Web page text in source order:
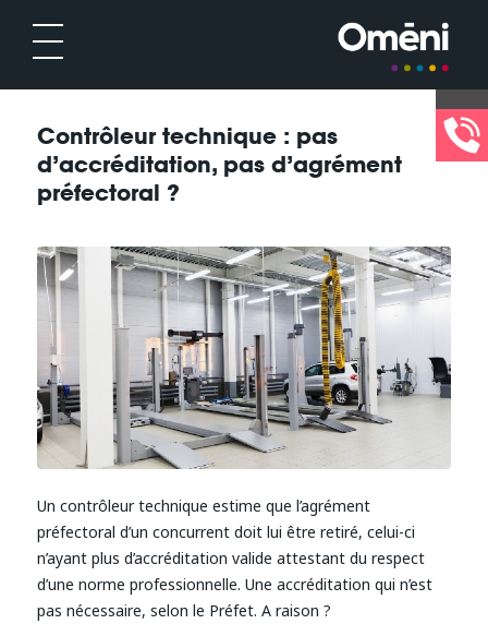
Contrôleur technique : pas
d’accréditation, pas d’agrément
préfectoral ?
Un contrôleur technique estime que l’agrément
préfectoral d’un concurrent doit lui être retiré, celui-ci
n’ayant plus d’accréditation valide attestant du respect
d’une norme professionnelle. Une accréditation qui n’est
pas nécessaire, selon le Préfet. A raison ?